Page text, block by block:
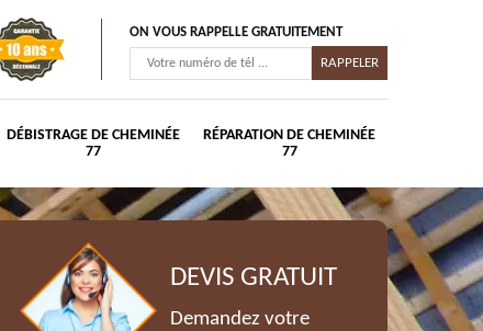
ON VOUS RAPPELLE GRATUITEMENT
DÉBISTRAGE DE CHEMINÉE
77
RÉPARATION DE CHEMINÉE
77
DEVIS GRATUIT
Demandez votre